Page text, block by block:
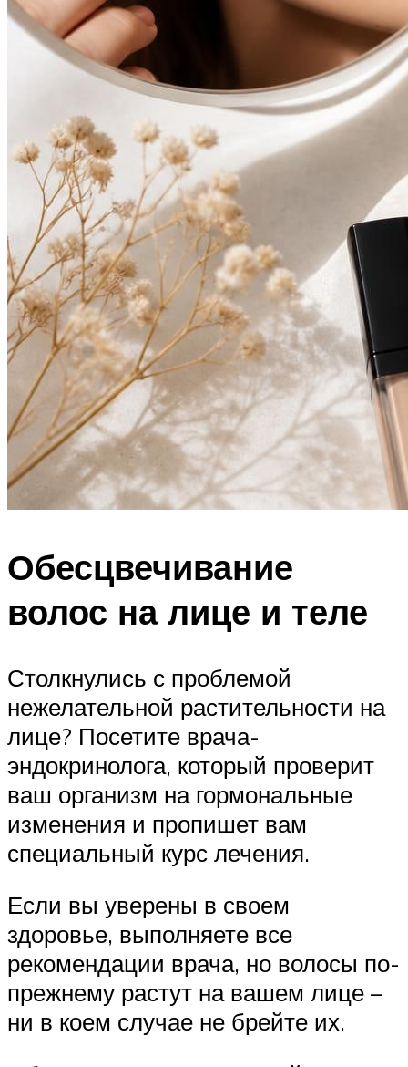
Обесцвечивание
волос на лице и теле
Столкнулись с проблемой
нежелательной растительности на
лице? Посетите врача-
эндокринолога, который проверит
ваш организм на гормональные
изменения и пропишет вам
специальный курс лечения.
Если вы уверены в своем
здоровье, выполняете все
рекомендации врача, но волосы по-
прежнему растут на вашем лице –
ни в коем случае не брейте их.